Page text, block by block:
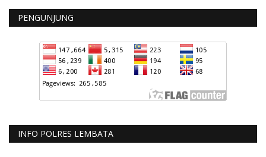
PENGUNJUNG
INFO POLRES LEMBATA